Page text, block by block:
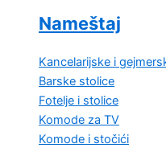
Nameštaj
Kancelarijske i
Barske stolice
Fotelje i stolice
Komode za TV
Komode i stočići